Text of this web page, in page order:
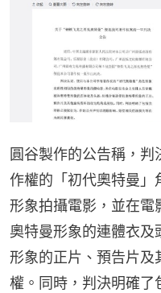
圓谷製作的公告稱，
作權的「初代奧特曼」
形象拍攝電影，並在電
奧特曼形象的連體衣及
形象的正片、預告片及
權。同時，判決明確了